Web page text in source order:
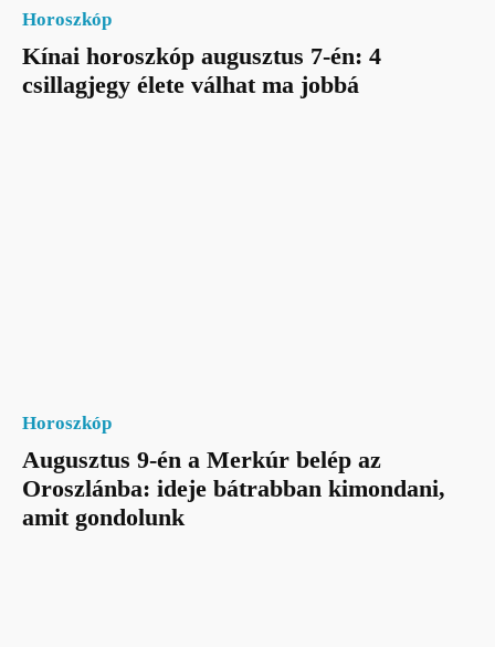
Horoszkóp
Kínai horoszkóp augusztus 7-én: 4
csillagjegy élete válhat ma jobbá
Horoszkóp
Augusztus 9-én a Merkúr belép az
Oroszlánba: ideje bátrabban kimondani,
amit gondolunk